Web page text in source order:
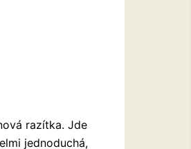
razítka. Jde
jednoduchá,